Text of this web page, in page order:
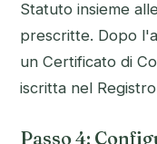
Statuto insieme
prescritte. Dopo
un Certificato di
iscritta nel
Passo 4: